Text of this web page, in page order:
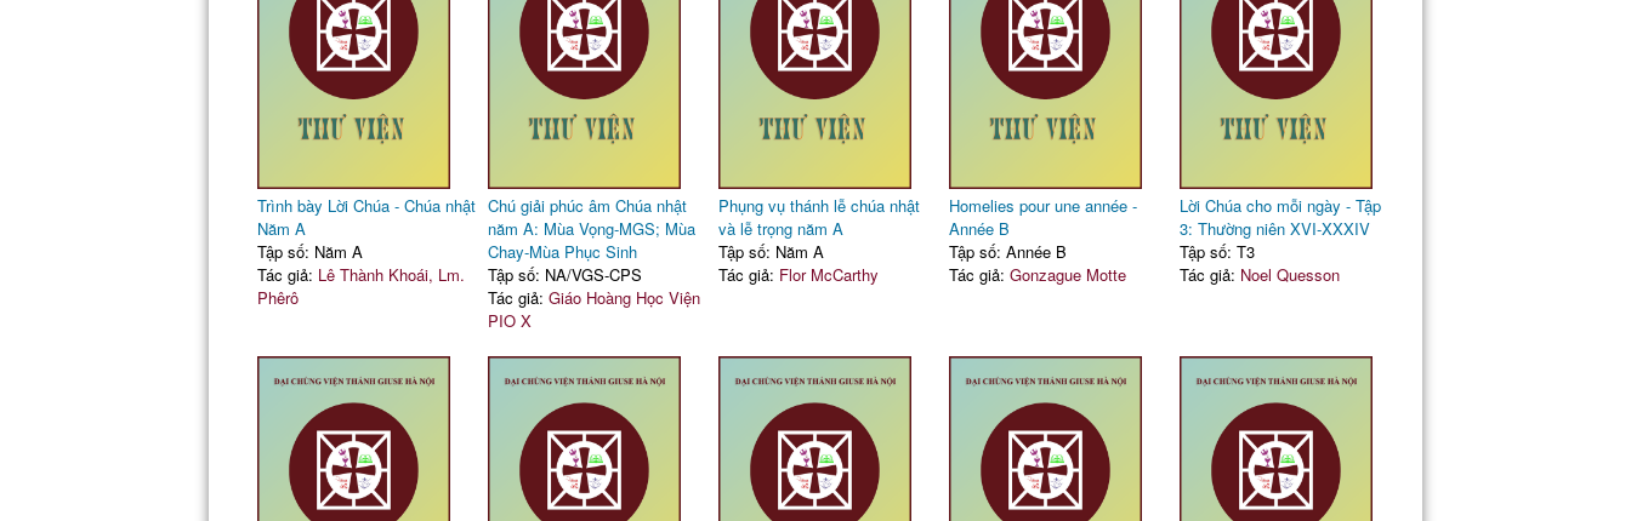
Trình bày Lời Chúa - Chúa nhật
Năm A
Tập số: Năm A
Tác giả: Lê Thành Khoái, Lm.
Phêrô
Chú giải phúc âm Chúa nhật
năm A: Mùa Vọng-MGS; Mùa
Chay-Mùa Phục Sinh
Tập số: NA/VGS-CPS
Tác giả: Giáo Hoàng Học Viện
PIO X
Phụng vụ thánh lễ chúa nhật
và lễ trọng năm A
Tập số: Năm A
Tác giả: Flor McCarthy
Homelies pour une année -
Année B
Tập số: Année B
Tác giả: Gonzague Motte
Lời Chúa cho mỗi ngày - Tập
3: Thường niên XVI-XXXIV
Tập số: T3
Tác giả: Noel Quesson